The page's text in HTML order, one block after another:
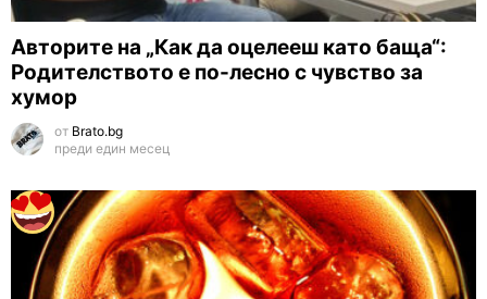
Авторите на „Как да оцелееш като баща“:
Родителството е по-лесно с чувство за
хумор
от Brato.bg
преди един месец